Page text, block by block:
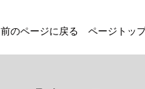
前のページに戻る ページトッ